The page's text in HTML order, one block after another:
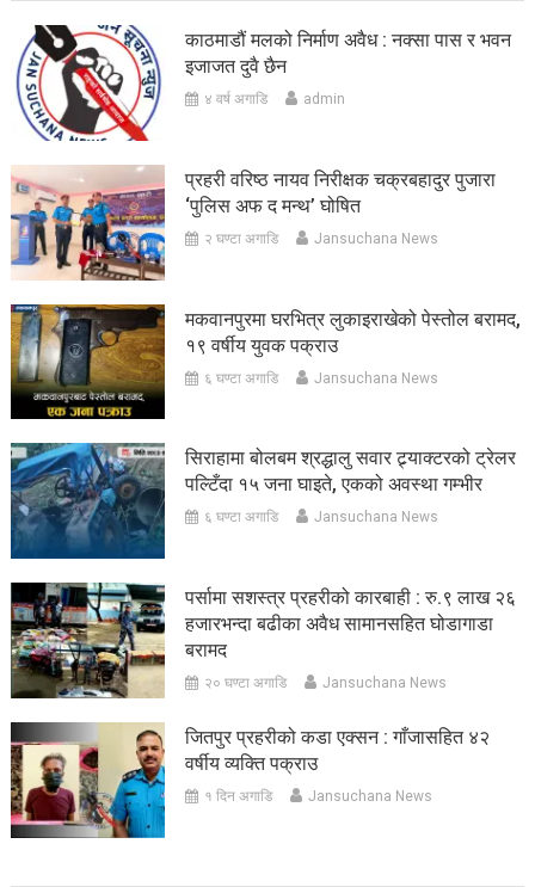
काठमाडौं मलको निर्माण अवैध : नक्सा पास र भवन
इजाजत दुवै छैन
४ वर्ष अगाडि admin
प्रहरी वरिष्ठ नायव निरीक्षक चक्रबहादुर पुजारा
‘पुलिस अफ द मन्थ’ घोषित
२ घण्टा अगाडि Jansuchana News
मकवानपुरमा घरभित्र लुकाइराखेको पेस्तोल बरामद,
१९ वर्षीय युवक पक्राउ
६ घण्टा अगाडि Jansuchana News
सिराहामा बोलबम श्रद्धालु सवार ट्र्याक्टरको ट्रेलर
पल्टिँदा १५ जना घाइते, एकको अवस्था गम्भीर
६ घण्टा अगाडि Jansuchana News
पर्सामा सशस्त्र प्रहरीको कारबाही : रु.९ लाख २६
हजारभन्दा बढीका अवैध सामानसहित घोडागाडा
बरामद
२० घण्टा अगाडि Jansuchana News
जितपुर प्रहरीको कडा एक्सन : गाँजासहित ४२
वर्षीय व्यक्ति पक्राउ
१ दिन अगाडि Jansuchana News